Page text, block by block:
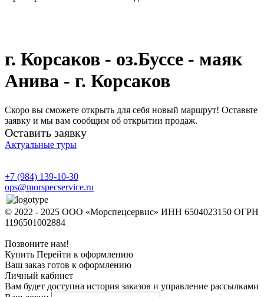
г. Корсаков - оз.Буссе - маяк
Анива - г. Корсаков
Скоро вы сможете открыть для себя новый маршрут! Оставьте
заявку и мы вам сообщим об открытии продаж.
Оставить заявку
Актуальные туры
+7 (984) 139-10-30
ops@morspecservice.ru
© 2022 - 2025 ООО «Морспецсервис» ИНН 6504023150 ОГРН
1196501002884
Позвоните нам!
Купить Перейти к оформлению
Ваш заказ готов к оформлению
Личный кабинет
Вам будет доступна история заказов и управление рассылками